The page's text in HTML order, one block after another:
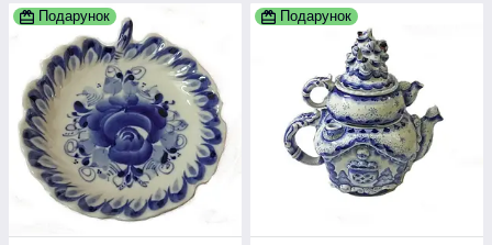
Подарунок Подарунок